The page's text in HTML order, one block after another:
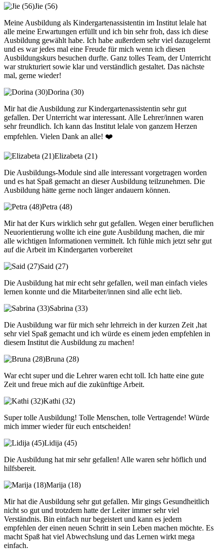
Jie (56)
Meine Ausbildung als Kindergartenassistentin im Institut lelale hat
alle meine Erwartungen erfüllt und ich bin sehr froh, dass ich diese
Ausbildung gewählt habe. Ich habe außerdem sehr viel dazugelernt
und es war jedes mal eine Freude für mich wenn ich diesen
Ausbildungskurs besuchen durfte. Ganz tolles Team, der Unterricht
war strukturiert sowie klar und verständlich gestaltet. Das nächste
mal, gerne wieder!
Dorina (30)
Mir hat die Ausbildung zur Kindergartenassistentin sehr gut
gefallen. Der Unterricht war interessant. Alle Lehrer/innen waren
sehr freundlich. Ich kann das Institut lelale von ganzem Herzen
empfehlen. Vielen Dank an alle! ❤️
Elizabeta (21)
Die Ausbildungs-Module sind alle interessant vorgetragen worden
und es hat Spaß gemacht an dieser Ausbildung teilzunehmen. Die
Ausbildung hätte gerne noch länger andauern können.
Petra (48)
Mir hat der Kurs wirklich sehr gut gefallen. Wegen einer beruflichen
Neuorientierung wollte ich eine gute Ausbildung machen, die mir
alle wichtigen Informationen vermittelt. Ich fühle mich jetzt sehr gut
auf die Arbeit im Kindergarten vorbereitet
Said (27)
Die Ausbildung hat mir echt sehr gefallen, weil man einfach vieles
lernen konnte und die Mitarbeiter/innen sind alle echt lieb.
Sabrina (33)
Die Ausbildung war für mich sehr lehrreich in der kurzen Zeit ,hat
sehr viel Spaß gemacht und ich würde es einem jeden empfehlen in
diesem Institut die Ausbildung zu machen!
Bruna (28)
War echt super und die Lehrer waren echt toll. Ich hatte eine gute
Zeit und freue mich auf die zukünftige Arbeit.
Kathi (32)
Super tolle Ausbildung! Tolle Menschen, tolle Vertragende! Würde
mich immer wieder für euch entscheiden!
Lidija (45)
Die Ausbildung hat mir sehr gefallen! Alle waren sehr höflich und
hilfsbereit.
Marija (18)
Mir hat die Ausbildung sehr gut gefallen. Mir gings Gesundheitlich
nicht so gut und trotzdem hatte der Leiter immer sehr viel
Verständnis. Bin einfach nur begeistert und kann es jedem
empfehlen der einen neuen Schritt in sein Leben machen möchte. Es
macht Spaß hat viel Abwechslung und das Lernen wirkt mega
einfach.